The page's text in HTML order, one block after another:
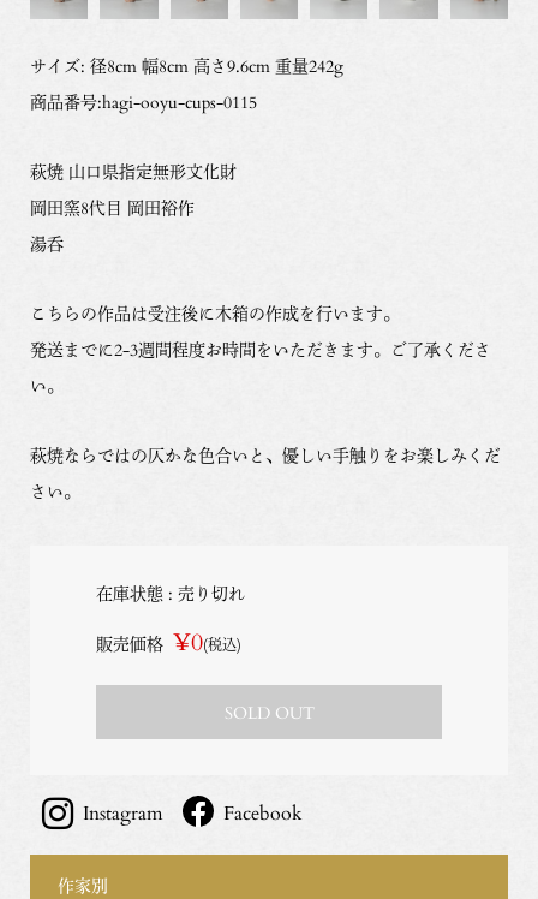
サイズ: 径8cm 幅8cm 高さ9.6cm 重量242g
商品番号:hagi-ooyu-cups-0115
萩焼 山口県指定無形文化財
岡田窯8代目 岡田裕作
湯呑
こちらの作品は受注後に木箱の作成を行います。
発送までに2-3週間程度お時間をいただきます。ご了承くださ
い。
萩焼ならではの仄かな色合いと、優しい手触りをお楽しみくだ
さい。
在庫状態 : 売り切れ
販売価格 ¥0(税込)
SOLD OUT
Instagram Facebook
作家別